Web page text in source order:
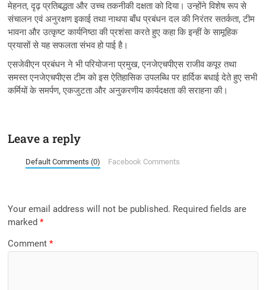
मेहनत, दृढ़ प्रतिबद्धता और उच्च तकनीकी दक्षता को दिया। उन्होंने विशेष रूप से
संचालन एवं अनुरक्षण इकाई तथा नाथपा बाँध प्रबंधन दल की निरंतर सतर्कता, टीम
भावना और उत्कृष्ट कार्यनिष्ठा की प्रशंसा करते हुए कहा कि इन्हीं के सामूहिक
प्रयासों से यह सफलता संभव हो पाई है।
एसजेवीएन प्रबंधन ने भी परियोजना प्रमुख, एनजेएचपीएस राजीव कपूर तथा
समस्त एनजेएचपीएस टीम को इस ऐतिहासिक उपलब्धि पर हार्दिक बधाई देते हुए सभी
कर्मियों के समर्पण, एकजुटता और अनुकरणीय कार्यदक्षता की सराहना की।
Leave a reply
Default Comments (0) Facebook Comments
Your email address will not be published. Required fields are
marked*
Comment*